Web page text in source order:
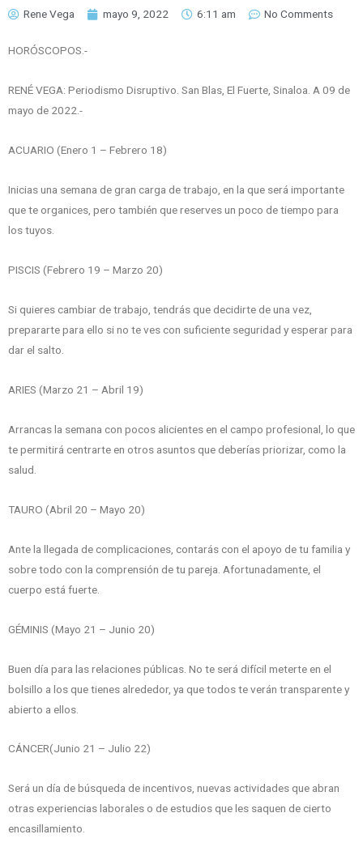
Rene Vega mayo 9, 2022 6:11 am No Comments
HORÓSCOPOS.-
RENÉ VEGA: Periodismo Disruptivo. San Blas, El Fuerte, Sinaloa. A 09 de
mayo de 2022.-
ACUARIO (Enero 1 – Febrero 18)
Inicias una semana de gran carga de trabajo, en la que será importante
que te organices, pero también que reserves un poco de tiempo para
los tuyos.
PISCIS (Febrero 19 – Marzo 20)
Si quieres cambiar de trabajo, tendrás que decidirte de una vez,
prepararte para ello si no te ves con suficiente seguridad y esperar para
dar el salto.
ARIES (Marzo 21 – Abril 19)
Arrancas la semana con pocos alicientes en el campo profesional, lo que
te permitirá centrarte en otros asuntos que deberías priorizar, como la
salud.
TAURO (Abril 20 – Mayo 20)
Ante la llegada de complicaciones, contarás con el apoyo de tu familia y
sobre todo con la comprensión de tu pareja. Afortunadamente, el
cuerpo está fuerte.
GÉMINIS (Mayo 21 – Junio 20)
Buen día para las relaciones públicas. No te será difícil meterte en el
bolsillo a los que tienes alrededor, ya que todos te verán transparente y
abierto a ellos.
CÁNCER(Junio 21 – Julio 22)
Será un día de búsqueda de incentivos, nuevas actividades que abran
otras experiencias laborales o de estudios que les saquen de cierto
encasillamiento.